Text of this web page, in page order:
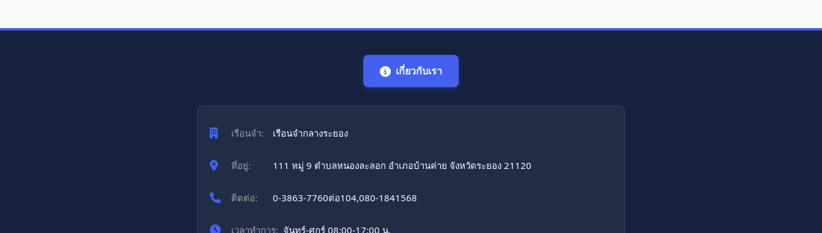
เกี่ยวกับเรา
เรือนจำ: เรือนจํากลางระยอง
ที่อยู่: 111 หมู่ 9 ตำบลหนองละลอก อำเภอบ้านค่าย จังหวัดระยอง 21120
ติดต่อ: 0-3863-7760ต่อ104,080-1841568
เวลาทำการ: จันทร์-ศุกร์ 08:00-17:00 น.